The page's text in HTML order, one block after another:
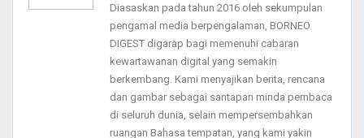
Diasaskan pada tahun 2016 oleh sekumpulan
pengamal media berpengalaman, BORNEO
DIGEST digarap bagi memenuhi cabaran
kewartawanan digital yang semakin
berkembang. Kami menyajikan berita, rencana
dan gambar sebagai santapan minda pembaca
di seluruh dunia, selain mempersembahkan
ruangan Bahasa tempatan, yang kami yakin